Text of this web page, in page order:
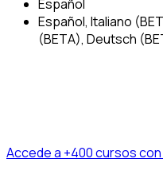
Español
Español, Italiano
(BETA), Deutsch
Accede a +400 cursos